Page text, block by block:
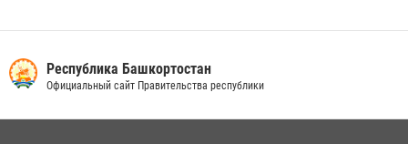
встреча с помощником командующего Приволжским округом по
работе с верующими
Республика Башкортостан
Официальный сайт Правительства республики